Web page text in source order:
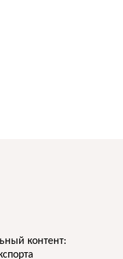
контент: